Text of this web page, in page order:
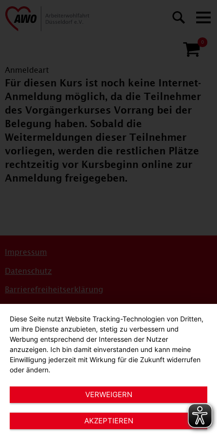
0
Anmeldeart
Für diesen Kurs ist noch keine Internet-
Anmeldung möglich, da die Teilnehmer
des Vorgängerkurses Vorrang bei der
Belegung haben. Sobald die
Weitermeldungen dieser Teilnehmer
vorliegen, werden die restlichen Plätze
rechtzeitig vor Kursbeginn online zur
Anmeldung freigegeben.
Impressum
Datenschutz
Barrierefreiheitserklärung
Bildnachweise
Hinweisgeber*innensystem
Cookie-Einstellungen
Diese Seite nutzt Website Tracking-Technologien von Dritten,
um ihre Dienste anzubieten, stetig zu verbessern und
Werbung entsprechend der Interessen der Nutzer
anzuzeigen. Ich bin damit einverstanden und kann meine
Einwilligung jederzeit mit Wirkung für die Zukunft widerrufen
oder ändern.
VERWEIGERN
AKZEPTIEREN